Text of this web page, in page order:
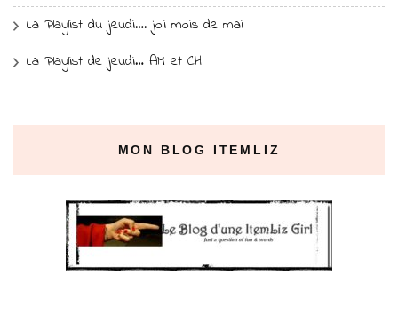
La Playlist du jeudi…. joli mois de mai
La Playlist de jeudi… AM et CH
MON BLOG ITEMLIZ